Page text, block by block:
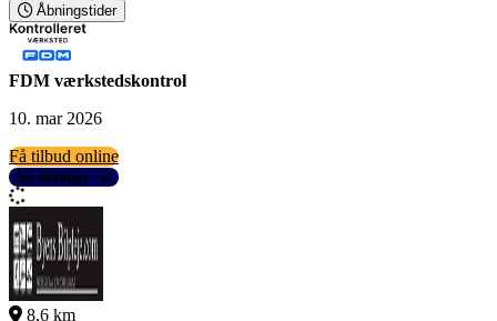
Åbningstider
FDM værkstedskontrol
10. mar 2026
Få tilbud online
Se detaljer
8,6 km